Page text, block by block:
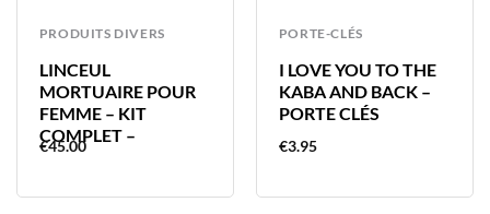
PRODUITS DIVERS
LINCEUL
MORTUAIRE POUR
FEMME – KIT
COMPLET –
€45.00
PORTE-CLÉS
I LOVE YOU TO THE
KABA AND BACK –
PORTE CLÉS
€3.95